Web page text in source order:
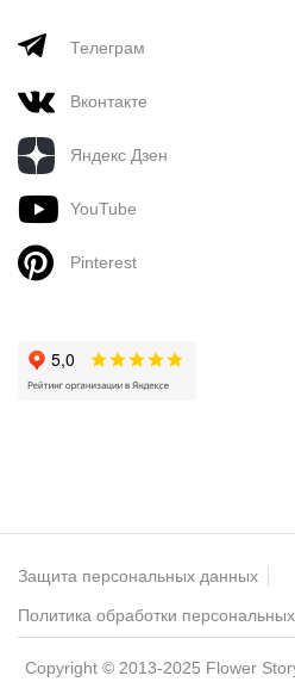
Телеграм
Вконтакте
Яндекс Дзен
YouTube
Pinterest
Защита персональных данных
Политика обработки
Copyright © 2013-2025 Flower